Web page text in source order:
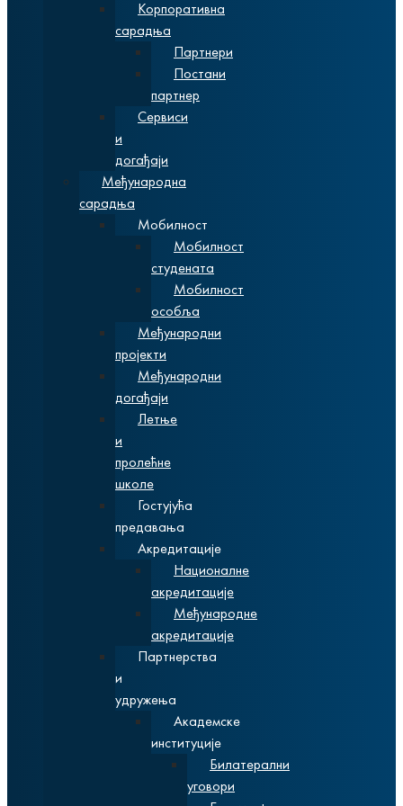
Корпоративна
сарадња
Партнери
Постани
партнер
Сервиси
и
догађаји
Међународна
сарадња
Мобилност
Мобилност
студената
Мобилност
особља
Међународни
пројекти
Међународни
догађаји
Летње
и
пролећне
школе
Гостујућа
предавања
Акредитације
Националне
акредитације
Међународне
акредитације
Партнерства
и
удружења
Академске
институције
Билатерални
уговори